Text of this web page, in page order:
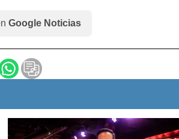
Google Noticias